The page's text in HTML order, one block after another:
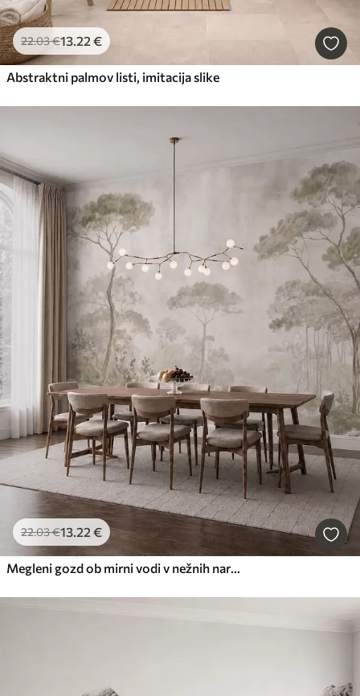
22.03€13 .22 €
Abstraktni palmov listi, imitacija slike
22.03€13 .22 €